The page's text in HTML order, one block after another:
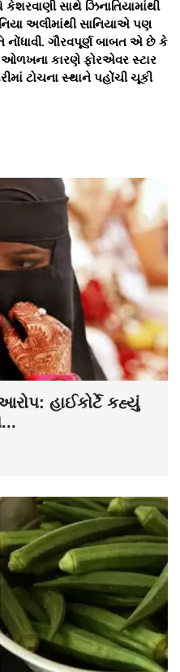
કેશરવાણી સાથે ઝિનાતિયામાંથી
અલીમાંથી સાનિયાએ પણ
નોંધાવી. ગૌરવપૂર્ણ બાબત એ છે કે
કારણે ફોરએવર સ્ટાર
ટોચના સ્થાને પહોંચી ચૂકી
હાઈકોર્ટે કહ્યું